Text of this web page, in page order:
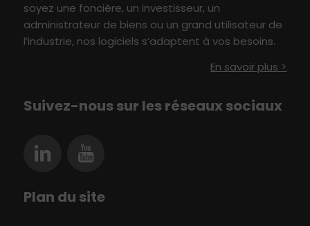
soyez une foncière, un investisseur, un
administrateur de biens ou un grand utilisateur de
l’industrie, nos logiciels s’adaptent à vos besoins.
En savoir plus >
Suivez-nous sur les réseaux sociaux
Plan du site